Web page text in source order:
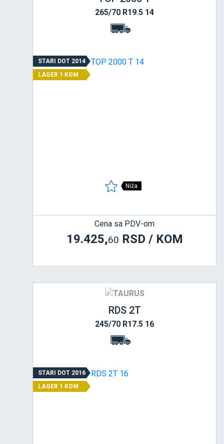
265/70 R19.5 14
STARI DOT 2014
LAGER 1 KOM
Niža
Cena sa PDV-om
19.425,60 RSD / KOM
RDS 2T
245/70 R17.5 16
STARI DOT 2016
LAGER 1 KOM